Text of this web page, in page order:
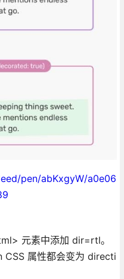
pen/abKxgyW/a0e06
元素中添加 dir=rtl。
CSS 属性都会变为 directi